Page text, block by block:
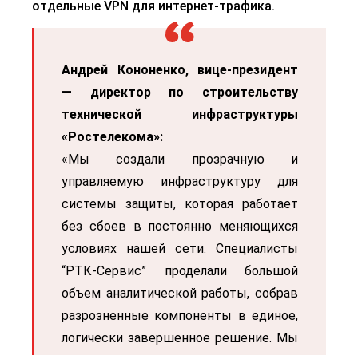
отдельные VPN для интернет-трафика.
Андрей Кононенко, вице-президент
— директор по строительству
технической инфраструктуры
«Ростелекома»:
«Мы создали прозрачную и
управляемую инфраструктуру для
системы защиты, которая работает
без сбоев в постоянно меняющихся
условиях нашей сети. Специалисты
“РТК-Сервис” проделали большой
объем аналитической работы, собрав
разрозненные компоненты в единое,
логически завершенное решение. Мы